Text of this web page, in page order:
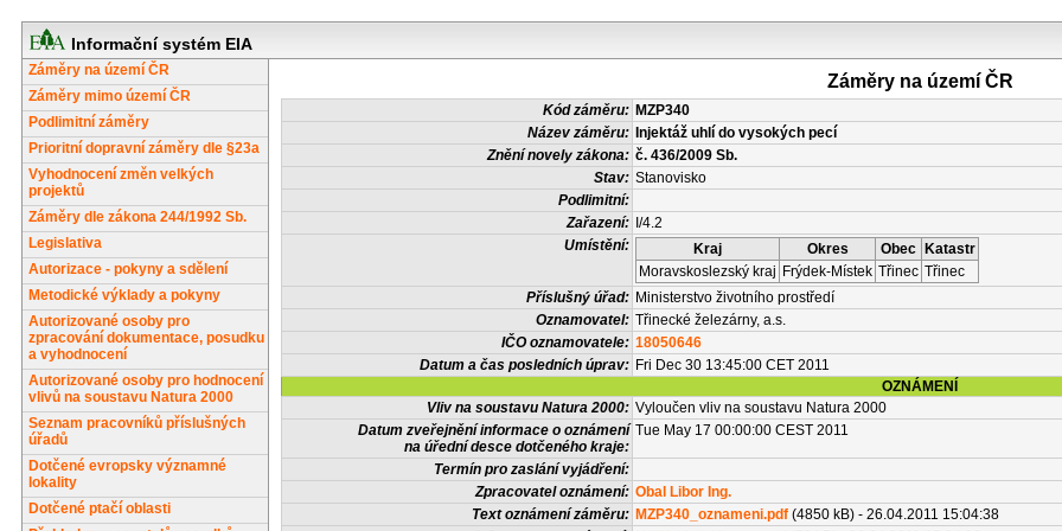
Informační systém EIA
Záměry na území ČR
Záměry mimo území ČR
Podlimitní záměry
Prioritní dopravní záměry dle §23a
Vyhodnocení změn velkých
projektů
Záměry dle zákona 244/1992 Sb.
Legislativa
Autorizace - pokyny a sdělení
Metodické výklady a pokyny
Autorizované osoby pro
zpracování dokumentace, posudku
a vyhodnocení
Autorizované osoby pro hodnocení
vlivů na soustavu Natura 2000
Seznam pracovníků příslušných
úřadů
Dotčené evropsky významné
lokality
Dotčené ptačí oblasti
Záměry na území ČR
Kód záměru: MZP340
Název záměru: Injektáž uhlí do vysokých pecí
Znění novely zákona: č. 436/2009 Sb.
Stav: Stanovisko
Podlimitní:
Zařazení: I/4.2
Umístění:
Kraj Okres Obec
Katastr
Moravskoslezský kraj Frýdek-Místek Třinec Třinec
Příslušný úřad: Ministerstvo životního prostředí
Oznamovatel: Třinecké železárny, a.s.
IČO oznamovatele: 18050646
Datum a čas posledních úprav: Fri Dec 30 13:45:00 CET 2011
OZNÁMENÍ
Vliv na soustavu Natura 2000: Vyloučen vliv na soustavu Natura 2000
Datum zveřejnění informace o oznámení
na úřední desce dotčeného kraje:
Tue May 17 00:00:00 CEST 2011
Termín pro zaslání vyjádření:
Zpracovatel oznámení: Obal Libor Ing.
Text oznámení záměru: MZP340_oznameni.pdf (4850 kB) - 26.04.2011 15:04:38